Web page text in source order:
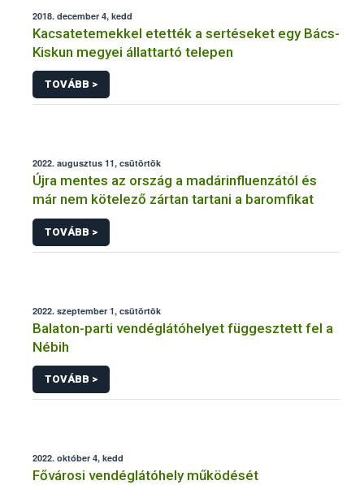
2018. december 4, kedd
Kacsatetemekkel etették a sertéseket egy Bács-
Kiskun megyei állattartó telepen
TOVÁBB >
2022. augusztus 11, csütörtök
Újra mentes az ország a madárinfluenzától és
már nem kötelező zártan tartani a baromfikat
TOVÁBB >
2022. szeptember 1, csütörtök
Balaton-parti vendéglátóhelyet függesztett fel a
Nébih
TOVÁBB >
2022. október 4, kedd
Fővárosi vendéglátóhely működését